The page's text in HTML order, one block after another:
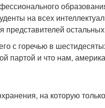
на всех
с горечью в
партой и что нам,
на которую